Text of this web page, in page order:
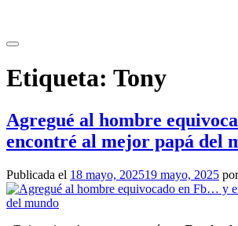
contenido
Etiqueta: Tony
Agregué al hombre
encontré al mejor papá del
Publicada el 18 mayo, 202519 mayo, 2025